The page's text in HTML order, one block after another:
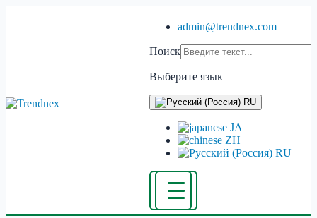
admin@trendnex.com
Поиск
Выберите язык
RU
JA
ZH
RU